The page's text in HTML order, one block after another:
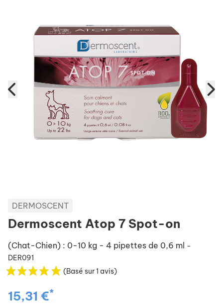
DERMOSCENT
Dermoscent Atop 7 Spot-on
(Chat-Chien) : 0-10 kg - 4 pipettes de 0,6 ml -
DER091
(Basé sur 1 avis)
15,31 €*